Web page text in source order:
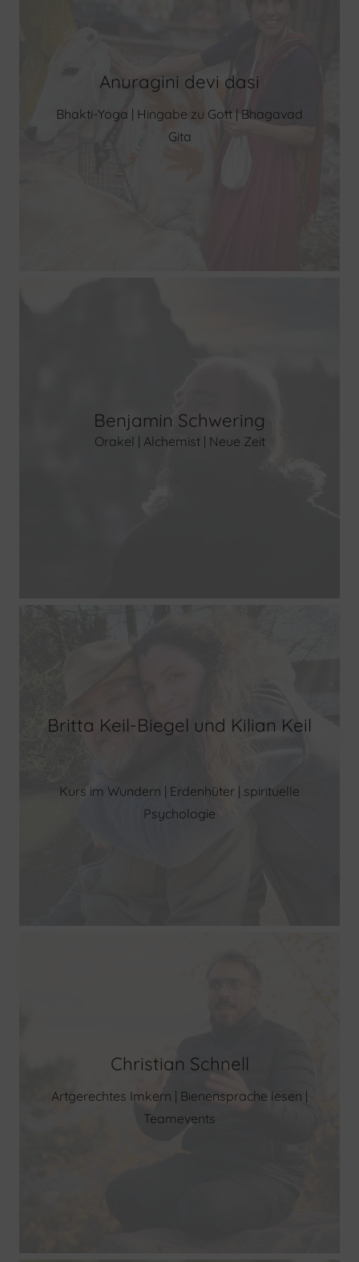
Anuragini devi dasi
Bhakti-Yoga | Hingabe zu Gott | Bhagavad
Gita
Benjamin Schwering
Orakel | Alchemist | Neue Zeit
Britta Keil-Biegel und Kilian Keil
Kurs im Wundern | Erdenhüter | spirituelle
Psychologie
Christian Schnell
Artgerechtes Imkern | Bienensprache lesen |
Teamevents